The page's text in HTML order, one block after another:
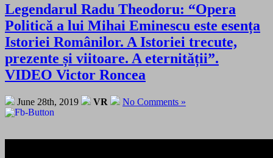
Legendarul Radu Theodoru: “Opera
Politică a lui Mihai Eminescu este esența
Istoriei Românilor. A Istoriei trecute,
prezente și viitoare. A eternității”.
VIDEO Victor Roncea
June 28th, 2019 VR No Comments »